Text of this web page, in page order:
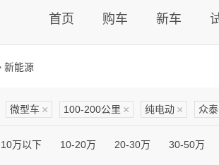
首页 购车 新车
新能源
微型车 × 100-200公里 × 纯电动 × 众泰
10万以下 10-20万 20-30万 30-50万